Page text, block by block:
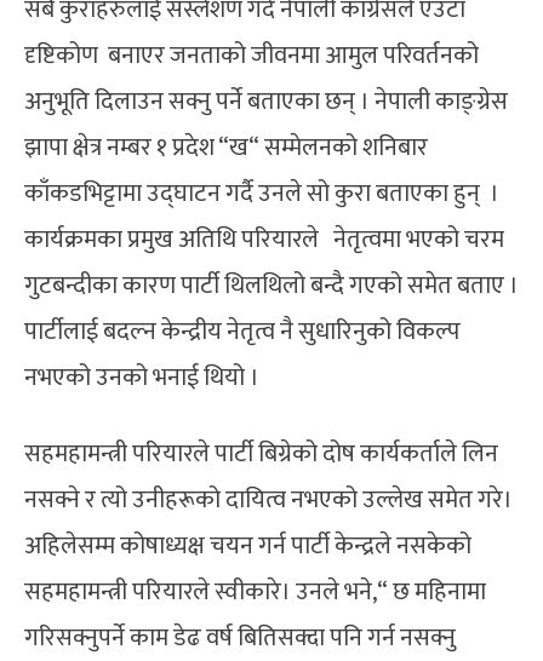
सबै कुराहरुलाई संस्लेशण गर्दे नेपाली काँग्रेसले एउटा
दृष्टिकोण बनाएर जनताको जीवनमा आमुल परिवर्तनको
अनुभूति दिलाउन सक्नु पर्ने बताएका छन् । नेपाली काङ्ग्रेस
झापा क्षेत्र नम्बर १ प्रदेश “ख“ सम्मेलनको शनिबार
काँकडभिट्टामा उद्घाटन गर्दै उनले सो कुरा बताएका हुन् ।
कार्यक्रमका प्रमुख अतिथि परियारले नेतृत्वमा भएको चरम
गुटबन्दीका कारण पार्टी थिलथिलो बन्दै गएको समेत बताए ।
पार्टीलाई बदल्न केन्द्रीय नेतृत्व नै सुधारिनुको विकल्प
नभएको उनको भनाई थियो ।
सहमहामन्त्री परियारले पार्टी बिग्रेको दोष कार्यकर्ताले लिन
नसक्ने र त्यो उनीहरूको दायित्व नभएको उल्लेख समेत गरे।
अहिलेसम्म कोषाध्यक्ष चयन गर्न पार्टी केन्द्रले नसकेको
सहमहामन्त्री परियारले स्वीकारे। उनले भने,“ छ महिनामा
गरिसक्नुपर्ने काम डेढ वर्ष बितिसक्दा पनि गर्न नसक्नु